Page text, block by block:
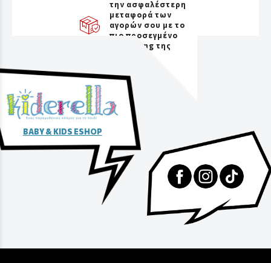
την ασφαλέστερη
μεταφορά των
αγορών σου με το
πιο προσεγμένο
packaging της
BABY & KIDS ESHOP